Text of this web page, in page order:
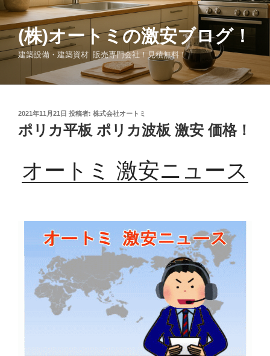
コ
ン
テ
ン
ツ
(株)オートミの激安ブログ！
建築設備・建築資材 販売専門会社！見積無料！
投
日:
2021年11月21日 投稿者: 株式会社オートミ
ポリカ平板 ポリカ波板 激安 価格！
オートミ 激安ニュース